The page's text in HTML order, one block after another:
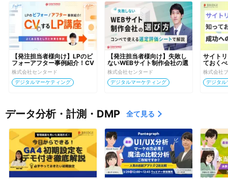
【発注担当者様向け】LPのビ
フォーアフター事例紹介！CV
するLP講座～よくある落とし
穴と対策を解説～
株式会社センタード
デジタルマーケティング
【発注担当者様向け】失敗し
ないWEBサイト制作会社の選
び方〜コンペで使える選定評
価シートで解説〜
株式会社センタード
デジタルマーケティング
サイト
ておく
株式会社
デジタル
データ分析・計測・DMP 全て見る